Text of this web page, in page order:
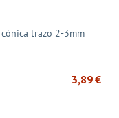
trazo 2-3mm
3,89€